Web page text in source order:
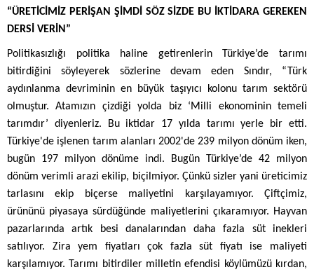
“ÜRETİCİMİZ PERİŞAN ŞİMDİ SÖZ SİZDE BU İKTİDARA GEREKEN
DERSİ VERİN”
Politikasızlığı politika haline getirenlerin Türkiye’de tarımı
bitirdiğini söyleyerek sözlerine devam eden Sındır, “Türk
aydınlanma devriminin en büyük taşıyıcı kolonu tarım sektörü
olmuştur. Atamızın çizdiği yolda biz ‘Milli ekonominin temeli
tarımdır’ diyenleriz. Bu iktidar 17 yılda tarımı yerle bir etti.
Türkiye'de işlenen tarım alanları 2002'de 239 milyon dönüm iken,
bugün 197 milyon dönüme indi. Bugün Türkiye’de 42 milyon
dönüm verimli arazi ekilip, biçilmiyor. Çünkü sizler yani üreticimiz
tarlasını ekip biçerse maliyetini karşılayamıyor. Çiftçimiz,
ürününü piyasaya sürdüğünde maliyetlerini çıkaramıyor. Hayvan
pazarlarında artık besi danalarından daha fazla süt inekleri
satılıyor. Zira yem fiyatları çok fazla süt fiyatı ise maliyeti
karşılamıyor. Tarımı bitirdiler milletin efendisi köylümüzü kırdan,